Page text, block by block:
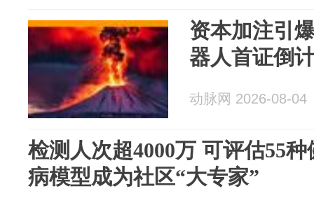
资本加注引
器人首证倒
动脉网 2026-08-04
检测人次超4000万 可评估55
病模型成为社区“大专家”